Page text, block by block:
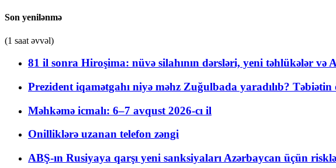
Son yenilənmə
(1 saat əvvəl)
81 il sonra Hiroşima: nüvə silahının dərsləri, yeni təhlükələr və
Prezident iqamətgahı niyə məhz Zuğulbada yaradılıb?
Məhkəmə icmalı: 6–7 avqust 2026-cı il
Onilliklərə uzanan telefon zəngi
ABŞ-ın Rusiyaya qarşı yeni sanksiyaları Azərbaycan üçün